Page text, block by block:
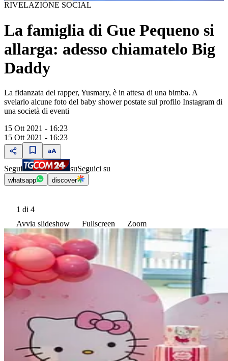
RIVELAZIONE SOCIAL
La famiglia di Gue Pequeno si
allarga: adesso chiamatelo Big
Daddy
La fidanzata del rapper, Yusmary, è in attesa di una bimba. A
svelarlo alcune foto del baby shower postate sul profilo Instagram di
una società di eventi
15 Ott 2021 - 16:23
15 Ott 2021 - 16:23
Segui suSeguici su
whatsapp discover
1 di 4
Avvia slideshow
Fullscreen Zoom